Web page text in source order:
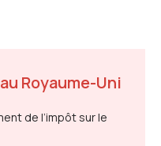
Royaume-Uni
de l’impôt sur le